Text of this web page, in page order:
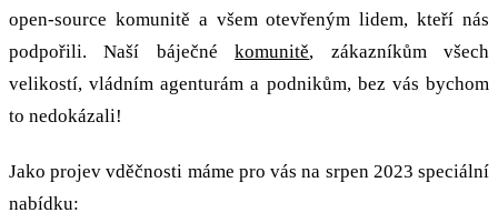
open-source komunitě a všem otevřeným lidem, kteří nás
podpořili. Naší báječnékomunitě, zákazníkům všech
velikostí, vládním agenturám a podnikům, bez vás bychom
to nedokázali!
Jako projev vděčnosti máme pro vás na srpen 2023 speciální
nabídku: